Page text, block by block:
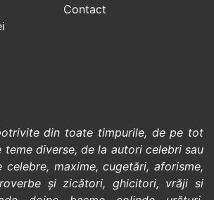
Contact
din toate timpurile, de pe tot
teme diverse, de la autori celebrisau
celebre, maxime,cugetări,aforisme,
și zicători, ghicitori, vrăji si